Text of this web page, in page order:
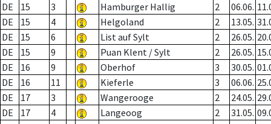
DE
15 3 Hamburger Hallig 2 06.06.
DE
15 4 Helgoland 2 13.05.
DE
15 6 List auf Sylt 2 26.05.
DE
15 9 Puan Klent / Sylt 2 26.05.
DE
16 9 Oberhof 3 30.05.
DE
16 11 Kieferle 3 06.06.
DE
17 3 Wangerooge 2 24.05.
DE
17 4 Langeoog 2 31.05.